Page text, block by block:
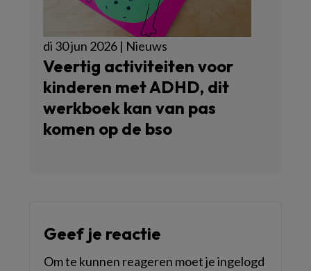
di 30 jun 2026 | Nieuws
Veertig activiteiten voor
kinderen met ADHD, dit
werkboek kan van pas
komen op de bso
Geef je reactie
Om te kunnen reageren moet je ingelogd